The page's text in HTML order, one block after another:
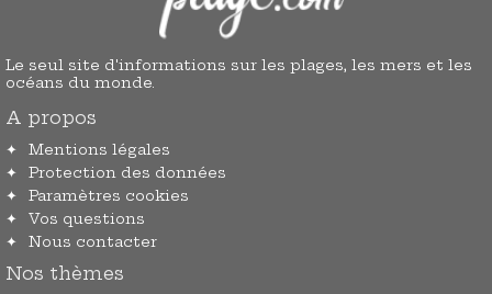
Le seul site d'informations sur les plages, les mers et les
océans du monde.
A propos
Mentions légales
Protection des données
Paramètres cookies
Vos questions
Nous contacter
Nos thèmes